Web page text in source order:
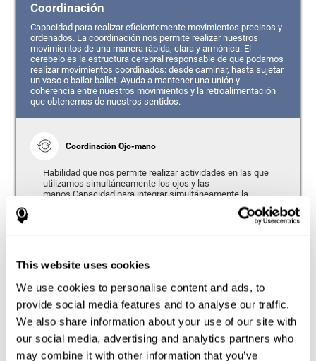
This website uses cookies
We use cookies to personalise content and ads, to
provide social media features and to analyse our traffic.
We also share information about your use of our site with
our social media, advertising and analytics partners who
may combine it with other information that you’ve
Coordinación
Capacidad para realizar eficientemente movimientos precisos y
ordenados. La coordinación nos permite realizar nuestros
movimientos de una manera rápida, clara y armónica. El
cerebelo es la estructura cerebral responsable de que podamos
realizar movimientos coordinados: desde caminar, hasta sujetar
un vaso o bailar ballet. Ayuda a mantener una unión y
coherencia entre nuestros movimientos y la retroalimentación
que obtenemos de nuestros sentidos.
Coordinación Ojo-mano
Habilidad que nos permite realizar actividades en las que
utilizamos simultáneamente los ojos y las
manos.Capacidad para integrar simultáneamente la
información que nos facilitan nuestros ojos (percepción
visual del espacio) para guiar el movimiento de nuestras
Tiempo de Respuesta
Capacidad de detectar, procesar y dar respuesta a un
estímulo. Esta habilidad se identifica con tener buenos
reflejos puesto que se refiere al tiempo que transcurre
desde que percibimos algo hasta que damos una
respuesta en consecuencia.